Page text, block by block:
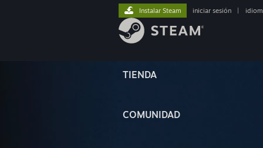
TIENDA
COMUNIDAD
Instalar Steam iniciar sesión